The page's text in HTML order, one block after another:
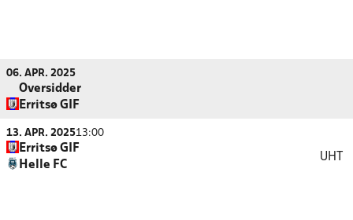
06. APR. 2025
Oversidder
Erritsø GIF
13. APR. 202513:00
Erritsø GIF
Helle FC
UHT